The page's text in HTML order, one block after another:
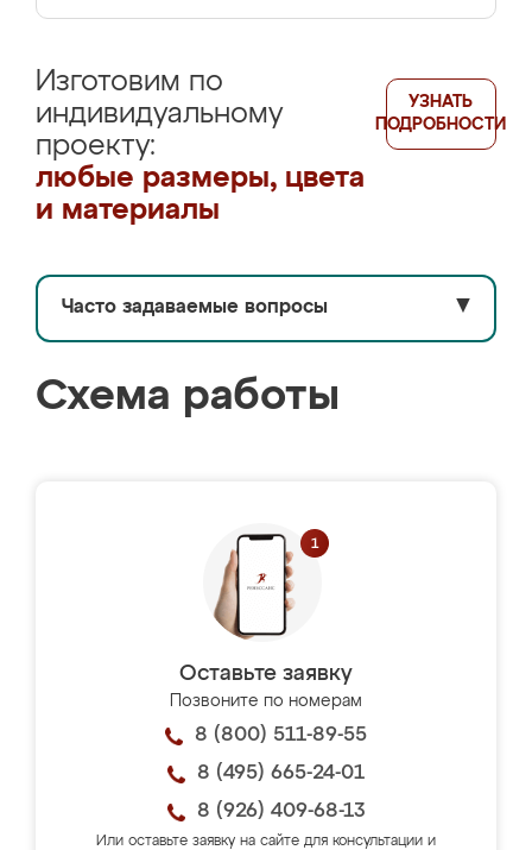
Изготовим по
индивидуальному
проекту:
любые размеры, цвета
и материалы
УЗНАТЬ
ПОДРОБНОСТИ
Часто задаваемые вопросы ▼
Схема работы
Оставьте заявку
Позвоните по номерам
8 (800) 511-89-55
8 (495) 665-24-01
8 (926) 409-68-13
Или оставьте заявку на сайте для консультации и